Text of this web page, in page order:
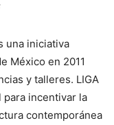
una iniciativa
México en 2011
y talleres. LIGA
incentivar la
contemporánea